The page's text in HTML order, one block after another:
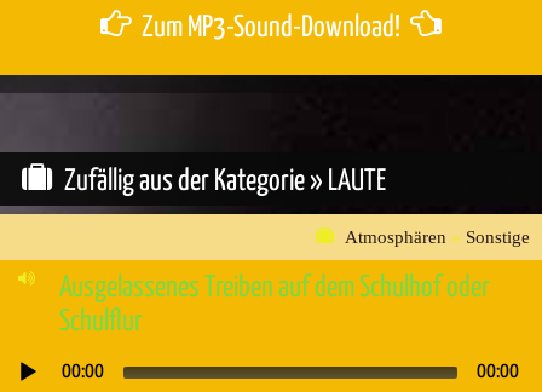
Zum MP3-Sound-Download!
Zufällig aus der Kategorie » LAUTE
Atmosphären » Sonstige
Ausgelassenes Treiben auf dem Schulhof oder
Schulflur
Audio-
00:00 00:00